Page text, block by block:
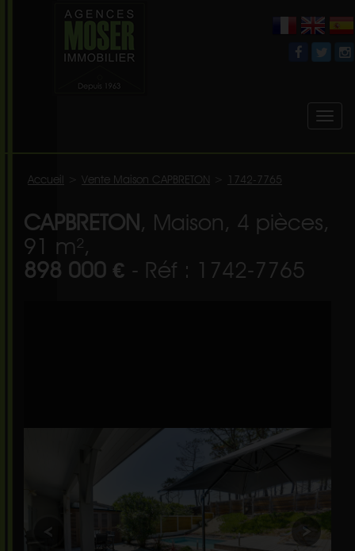
Accueil Vente Maison CAPBRETON 1742-7765
CAPBRETON, Maison, 4 pièces,
91 m²,
898 000 € - Réf : 1742-7765